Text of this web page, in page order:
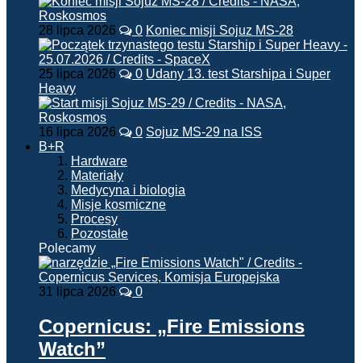
28 lipca 2026 0 Koniec misji Sojuz MS-28
25 lipca 2026 0 Udany 13. test Starshipa i Super
Heavy
16 lipca 2026 0 Sojuz MS-29 na ISS
B+R
Hardware
Materiały
Medycyna i biologia
Misje kosmiczne
Procesy
Pozostałe
Polecamy
31 lipca 2026 0
Copernicus: „Fire Emissions
Watch”